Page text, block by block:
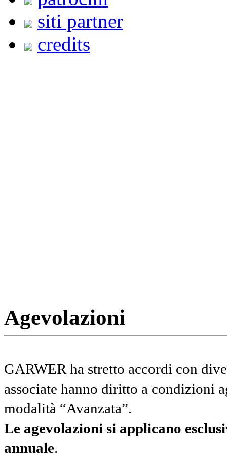
siti partner
credits
Agevolazioni
GARWER ha stretto accordi con
associate hanno diritto a condizioni
modalità “Avanzata”.
Le agevolazioni si applicano
annuale.